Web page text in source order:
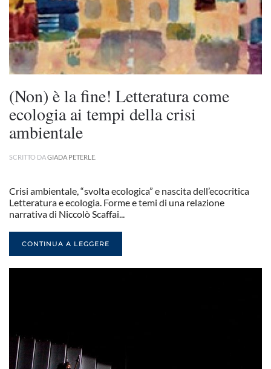
(Non) è la fine! Letteratura come
ecologia ai tempi della crisi
ambientale
SCRITTO DAGIADA PETERLE
Crisi ambientale, “svolta ecologica” e nascita dell’ecocritica
Letteratura e ecologia. Forme e temi di una relazione
narrativa di Niccolò Scaffai...
CONTINUA A LEGGERE